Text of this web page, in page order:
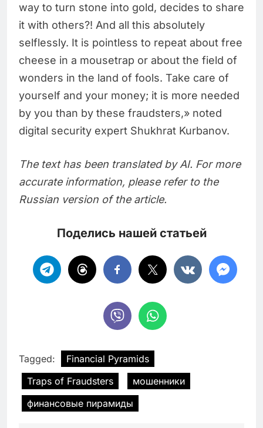
way to turn stone into gold, decides to share
it with others?! And all this absolutely
selflessly. It is pointless to repeat about free
cheese in a mousetrap or about the field of
wonders in the land of fools. Take care of
yourself and your money; it is more needed
by you than by these fraudsters,» noted
digital security expert Shukhrat Kurbanov.
The text has been translated by AI. For more
accurate information, please refer to the
Russian version of the article.
Поделись нашей статьей
Tagged:
Financial Pyramids
Traps of Fraudsters
мошенники
финансовые пирамиды